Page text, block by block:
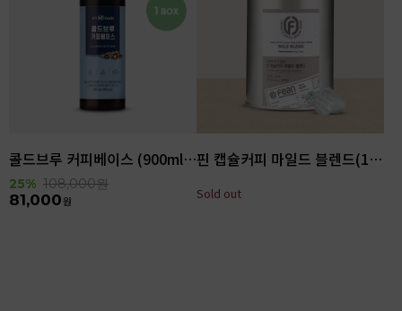
콜드브루 커피베이스 (900ml x 6ea)
25% 108,000원
81,000원
핀 캡슐커피 마일드 블렌드(100입)
Sold out